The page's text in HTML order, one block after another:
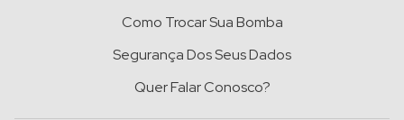
Como Trocar Sua Bomba
Segurança Dos Seus Dados
Quer Falar Conosco?